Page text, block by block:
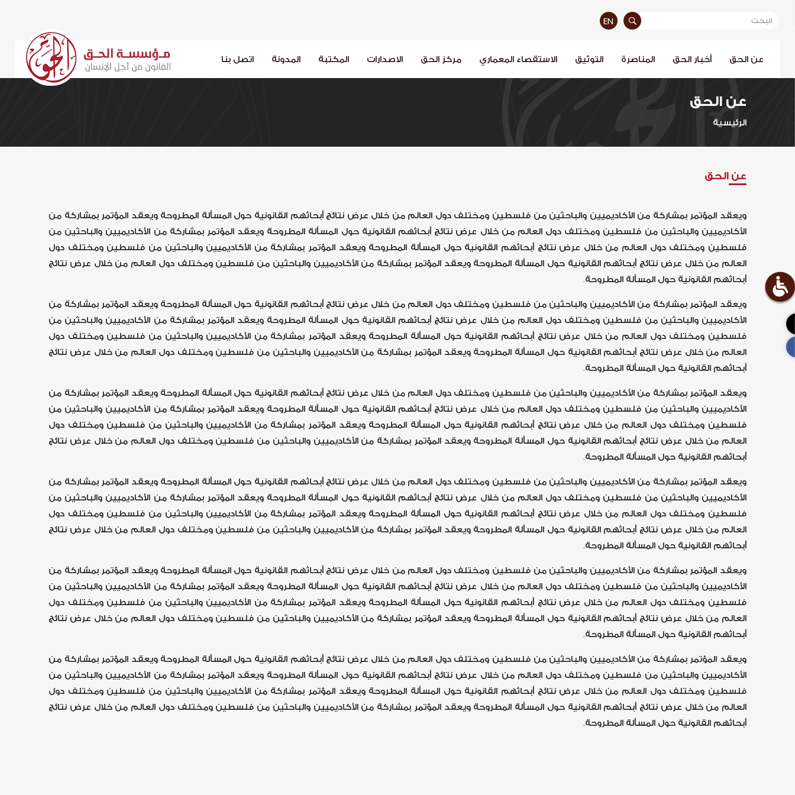
EN
عن الحق أخبار الحق المناصرة التوثيق الاستقصاء المعماري مركز الحق الاصدارات المكتبة المدونة اتصل بنا
عن الحق
الرئيسية
عن الحق
ويعقد المؤتمر بمشاركة من الأكاديميين والباحثين من فلسطين ومختلف دول العالم من خلال عرض نتائج أبحاثهم القانونية حول المسألة المطروحة ويعقد المؤتمر بمشاركة من
الأكاديميين والباحثين من فلسطين ومختلف دول العالم من خلال عرض نتائج أبحاثهم القانونية حول المسألة المطروحة ويعقد المؤتمر بمشاركة من الأكاديميين والباحثين من
فلسطين ومختلف دول العالم من خلال عرض نتائج أبحاثهم القانونية حول المسألة المطروحة ويعقد المؤتمر بمشاركة من الأكاديميين والباحثين من فلسطين ومختلف دول
العالم من خلال عرض نتائج أبحاثهم القانونية حول المسألة المطروحة ويعقد المؤتمر بمشاركة من الأكاديميين والباحثين من فلسطين ومختلف دول العالم من خلال عرض نتائج
أبحاثهم القانونية حول المسألة المطروحة.
ويعقد المؤتمر بمشاركة من الأكاديميين والباحثين من فلسطين ومختلف دول العالم من خلال عرض نتائج أبحاثهم القانونية حول المسألة المطروحة ويعقد المؤتمر بمشاركة من
الأكاديميين والباحثين من فلسطين ومختلف دول العالم من خلال عرض نتائج أبحاثهم القانونية حول المسألة المطروحة ويعقد المؤتمر بمشاركة من الأكاديميين والباحثين من
فلسطين ومختلف دول العالم من خلال عرض نتائج أبحاثهم القانونية حول المسألة المطروحة ويعقد المؤتمر بمشاركة من الأكاديميين والباحثين من فلسطين ومختلف دول
العالم من خلال عرض نتائج أبحاثهم القانونية حول المسألة المطروحة ويعقد المؤتمر بمشاركة من الأكاديميين والباحثين من فلسطين ومختلف دول العالم من خلال عرض نتائج
أبحاثهم القانونية حول المسألة المطروحة.
ويعقد المؤتمر بمشاركة من الأكاديميين والباحثين من فلسطين ومختلف دول العالم من خلال عرض نتائج أبحاثهم القانونية حول المسألة المطروحة ويعقد المؤتمر بمشاركة من
الأكاديميين والباحثين من فلسطين ومختلف دول العالم من خلال عرض نتائج أبحاثهم القانونية حول المسألة المطروحة ويعقد المؤتمر بمشاركة من الأكاديميين والباحثين من
فلسطين ومختلف دول العالم من خلال عرض نتائج أبحاثهم القانونية حول المسألة المطروحة ويعقد المؤتمر بمشاركة من الأكاديميين والباحثين من فلسطين ومختلف دول
العالم من خلال عرض نتائج أبحاثهم القانونية حول المسألة المطروحة ويعقد المؤتمر بمشاركة من الأكاديميين والباحثين من فلسطين ومختلف دول العالم من خلال عرض نتائج
أبحاثهم القانونية حول المسألة المطروحة.
ويعقد المؤتمر بمشاركة من الأكاديميين والباحثين من فلسطين ومختلف دول العالم من خلال عرض نتائج أبحاثهم القانونية حول المسألة المطروحة ويعقد المؤتمر بمشاركة من
الأكاديميين والباحثين من فلسطين ومختلف دول العالم من خلال عرض نتائج أبحاثهم القانونية حول المسألة المطروحة ويعقد المؤتمر بمشاركة من الأكاديميين والباحثين من
فلسطين ومختلف دول العالم من خلال عرض نتائج أبحاثهم القانونية حول المسألة المطروحة ويعقد المؤتمر بمشاركة من الأكاديميين والباحثين من فلسطين ومختلف دول
العالم من خلال عرض نتائج أبحاثهم القانونية حول المسألة المطروحة ويعقد المؤتمر بمشاركة من الأكاديميين والباحثين من فلسطين ومختلف دول العالم من خلال عرض نتائج
أبحاثهم القانونية حول المسألة المطروحة.
ويعقد المؤتمر بمشاركة من الأكاديميين والباحثين من فلسطين ومختلف دول العالم من خلال عرض نتائج أبحاثهم القانونية حول المسألة المطروحة ويعقد المؤتمر بمشاركة من
الأكاديميين والباحثين من فلسطين ومختلف دول العالم من خلال عرض نتائج أبحاثهم القانونية حول المسألة المطروحة ويعقد المؤتمر بمشاركة من الأكاديميين والباحثين من
فلسطين ومختلف دول العالم من خلال عرض نتائج أبحاثهم القانونية حول المسألة المطروحة ويعقد المؤتمر بمشاركة من الأكاديميين والباحثين من فلسطين ومختلف دول
العالم من خلال عرض نتائج أبحاثهم القانونية حول المسألة المطروحة ويعقد المؤتمر بمشاركة من الأكاديميين والباحثين من فلسطين ومختلف دول العالم من خلال عرض نتائج
أبحاثهم القانونية حول المسألة المطروحة.
ويعقد المؤتمر بمشاركة من الأكاديميين والباحثين من فلسطين ومختلف دول العالم من خلال عرض نتائج أبحاثهم القانونية حول المسألة المطروحة ويعقد المؤتمر بمشاركة من
الأكاديميين والباحثين من فلسطين ومختلف دول العالم من خلال عرض نتائج أبحاثهم القانونية حول المسألة المطروحة ويعقد المؤتمر بمشاركة من الأكاديميين والباحثين من
فلسطين ومختلف دول العالم من خلال عرض نتائج أبحاثهم القانونية حول المسألة المطروحة ويعقد المؤتمر بمشاركة من الأكاديميين والباحثين من فلسطين ومختلف دول
العالم من خلال عرض نتائج أبحاثهم القانونية حول المسألة المطروحة ويعقد المؤتمر بمشاركة من الأكاديميين والباحثين من فلسطين ومختلف دول العالم من خلال عرض نتائج
أبحاثهم القانونية حول المسألة المطروحة.